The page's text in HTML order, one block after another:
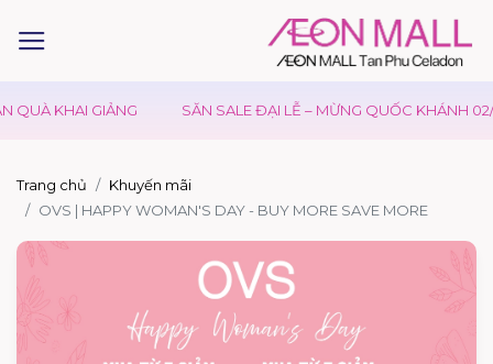
QUÀ KHAI GIẢNG SĂN SALE ĐẠI LỄ – MỪNG QUỐC KHÁNH 02/
Trang chủ
Khuyến mãi
OVS | HAPPY WOMAN'S DAY - BUY MORE SAVE MORE